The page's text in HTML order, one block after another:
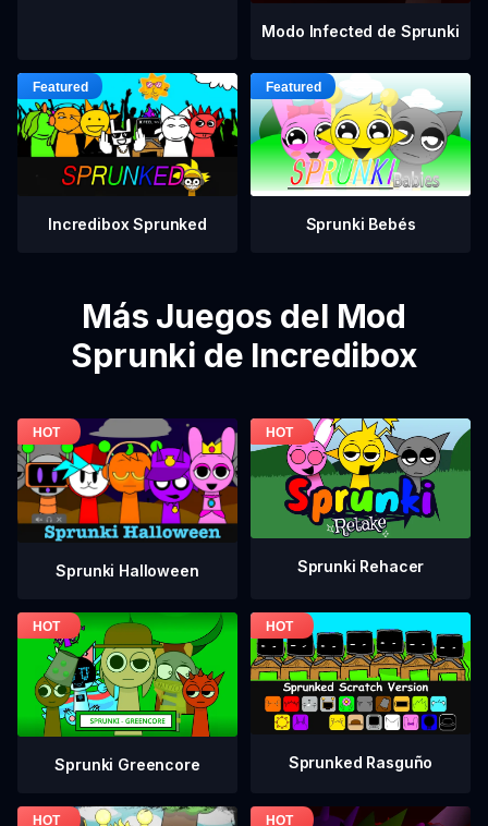
Modo Infected de Sprunki
Incredibox Sprunked Sprunki Bebés
Más Juegos del Mod
Sprunki de Incredibox
Sprunki Halloween Sprunki Rehacer
Sprunki Greencore Sprunked Rasguño